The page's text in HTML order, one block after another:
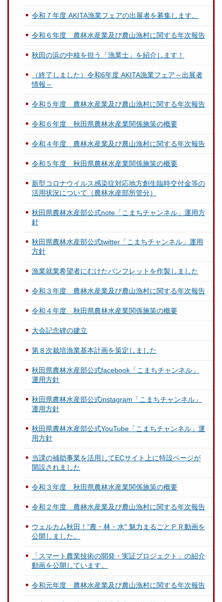
令和７年度 AKITA漁業フェアの出展者を募集します。
令和６年度 農林水産業及び農山漁村に関する年次報告
秋田の浜の中核を担う「漁業士」を紹介します！
（終了しました）令和6年度 AKITA漁業フェア～出展者
情報～
令和５年度 農林水産業及び農山漁村に関する年次報告
令和６年度 秋田県農林水産業関係施策の概要
令和４年度 農林水産業及び農山漁村に関する年次報告
令和５年度 秋田県農林水産業関係施策の概要
新型コロナウイルス感染症対応地方創生臨時交付金等の
活用状況について（農林水産部所管分）
秋田県農林水産部公式note「こまちチャンネル」運用方
針
秋田県農林水産部公式twitter「こまちチャンネル」運用
方針
漁業就業希望者にむけたパンフレットを作製しました
令和３年度 農林水産業及び農山漁村に関する年次報告
令和４年度 秋田県農林水産業関係施策の概要
大会記念碑の建立
第８次栽培漁業基本計画を策定しました
秋田県農林水産部公式facebook「こまちチャンネル」
運用方針
秋田県農林水産部公式instagram「こまちチャンネル」
運用方針
秋田県農林水産部公式YouTube「こまちチャンネル」運
用方針
当課の補助事業を活用してECサイト上に特設ページが
開設されました
令和３年度 秋田県農林水産業関係施策の概要
令和２年度 農林水産業及び農山漁村に関する年次報告
ウェルカム秋田！"農・林・水" 魅力まるごとＰＲ動画を
公開しました。
「スマート農業技術の開発・実証プロジェクト」の紹介
動画を公開しています。
令和元年度 農林水産業及び農山漁村に関する年次報告